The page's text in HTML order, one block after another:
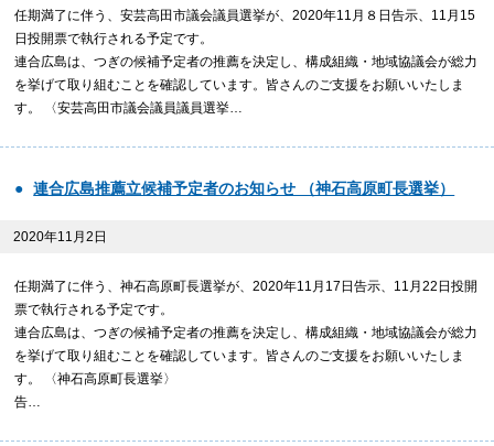
任期満了に伴う、安芸高田市議会議員選挙が、2020年11月８日告示、11月15
日投開票で執行される予定です。
連合広島は、つぎの候補予定者の推薦を決定し、構成組織・地域協議会が総力
を挙げて取り組むことを確認しています。皆さんのご支援をお願いいたしま
す。 〈安芸高田市議会議員議員選挙…
連合広島推薦立候補予定者のお知らせ （神石高原町長選挙）
2020年11月2日
任期満了に伴う、神石高原町長選挙が、2020年11月17日告示、11月22日投開
票で執行される予定です。
連合広島は、つぎの候補予定者の推薦を決定し、構成組織・地域協議会が総力
を挙げて取り組むことを確認しています。皆さんのご支援をお願いいたしま
す。 〈神石高原町長選挙〉
告…